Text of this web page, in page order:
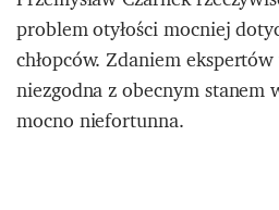
problem otyłości mocniej
chłopców. Zdaniem
niezgodna z obecnym stanem
mocno niefortunna.